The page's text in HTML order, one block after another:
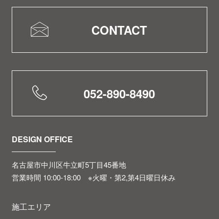
CONTACT
052-890-8490
DESIGN OFFICE
名古屋市中川区牛立町5丁目45番地
営業時間 10:00-18:00 ※火曜・第2,第4日曜日休み
施工エリア